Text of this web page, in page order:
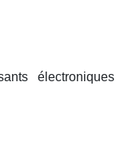
électroniques